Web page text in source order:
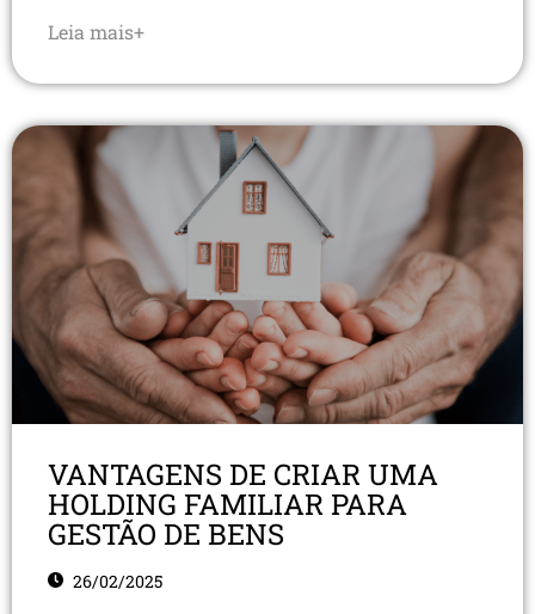
Leia mais+
VANTAGENS DE CRIAR UMA
HOLDING FAMILIAR PARA
GESTÃO DE BENS
26/02/2025